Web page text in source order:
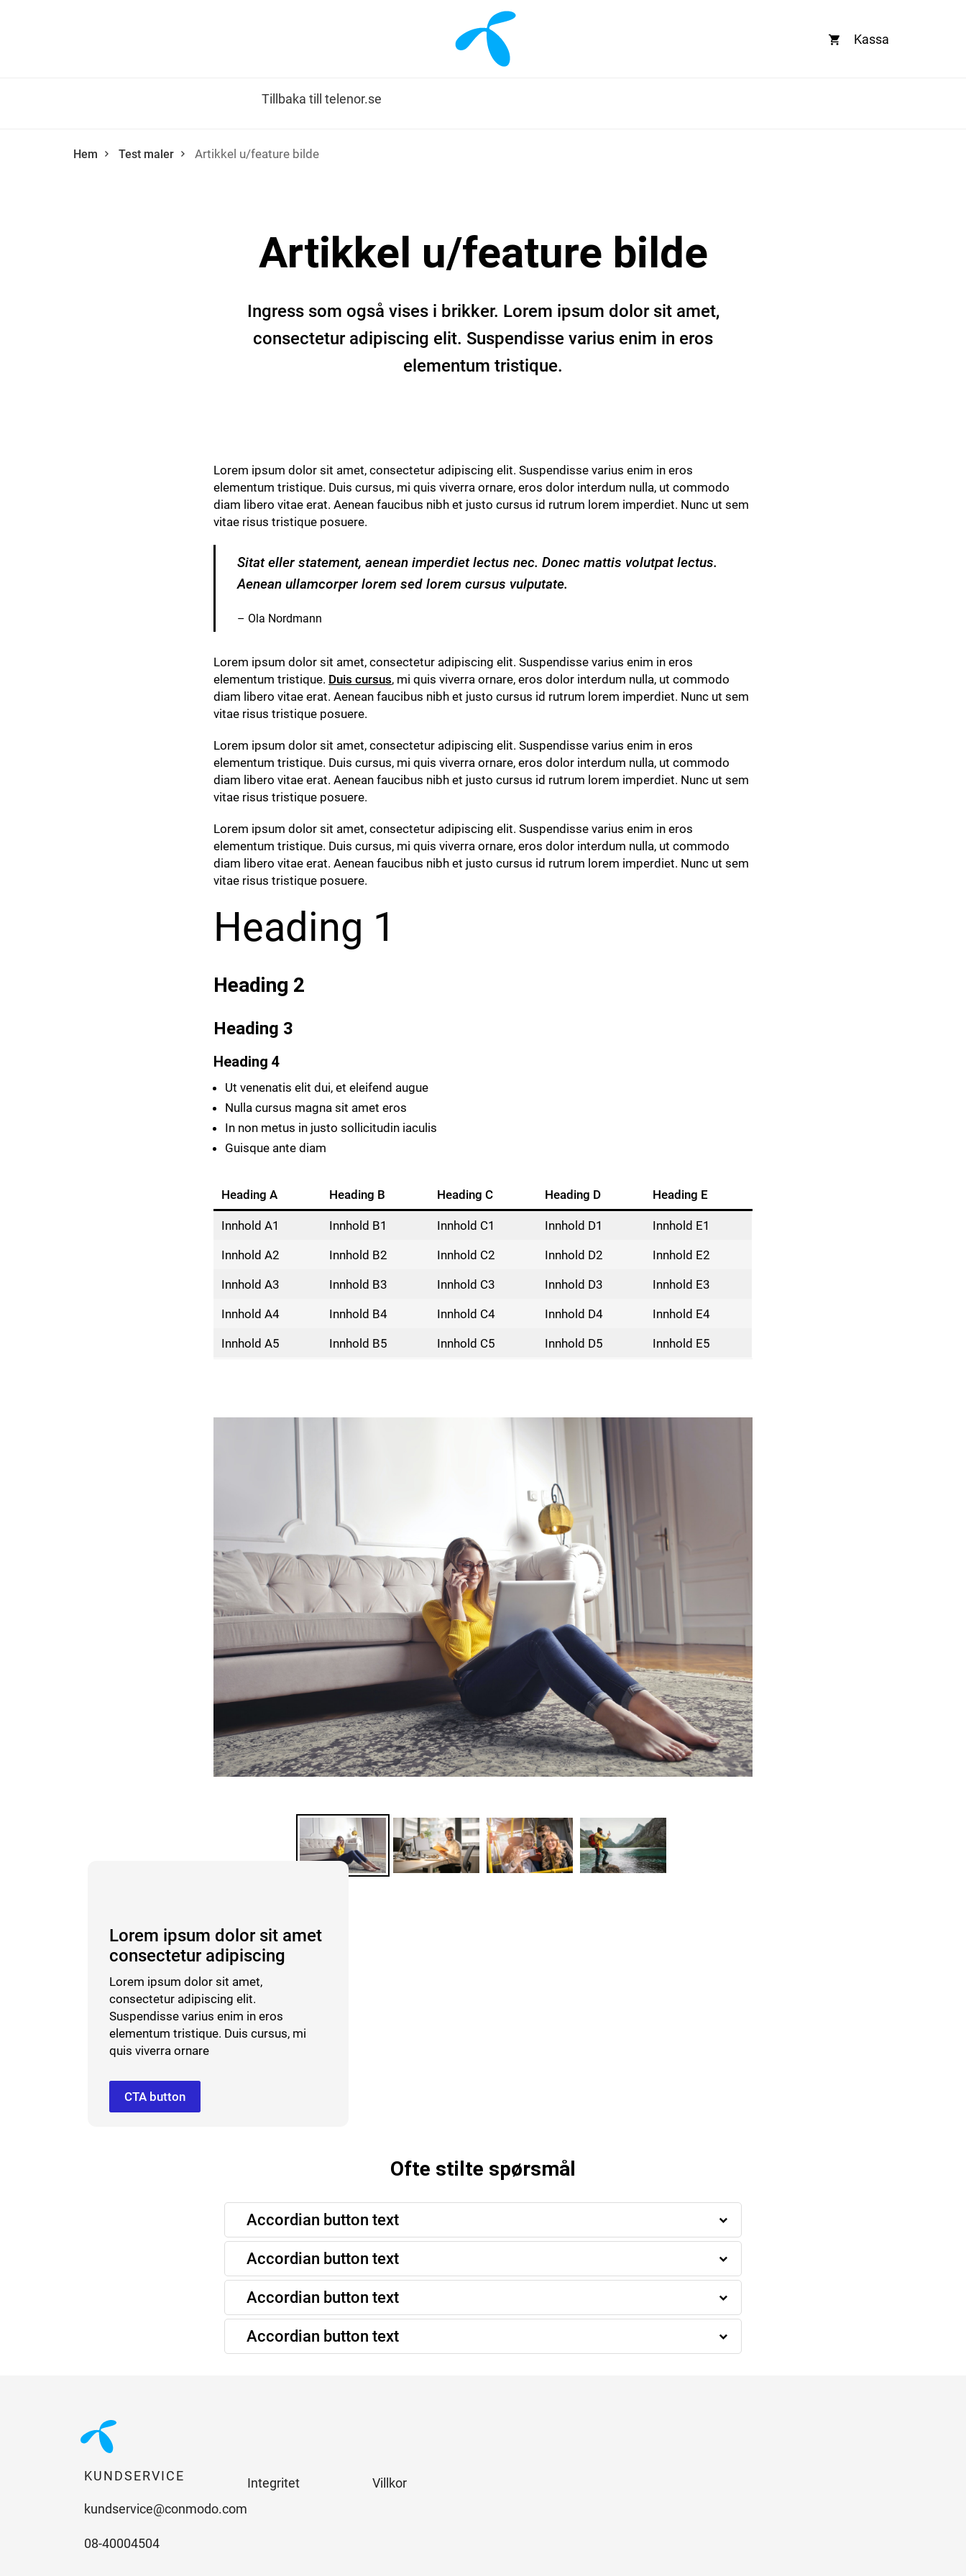
Kassa
Tillbaka till telenor.se
Hem Test maler Artikkel u/feature bilde
Artikkel u/feature bilde
Ingress som også vises i brikker. Lorem ipsum dolor sit amet,
consectetur adipiscing elit. Suspendisse varius enim in eros
elementum tristique.
Lorem ipsum dolor sit amet, consectetur adipiscing elit. Suspendisse varius enim in eros
elementum tristique. Duis cursus, mi quis viverra ornare, eros dolor interdum nulla, ut commodo
diam libero vitae erat. Aenean faucibus nibh et justo cursus id rutrum lorem imperdiet. Nunc ut sem
vitae risus tristique posuere.
Sitat eller statement, aenean imperdiet lectus nec. Donec mattis volutpat lectus.
Aenean ullamcorper lorem sed lorem cursus vulputate.
– Ola Nordmann
Lorem ipsum dolor sit amet, consectetur adipiscing elit. Suspendisse varius enim in eros
elementum tristique. Duis cursus, mi quis viverra ornare, eros dolor interdum nulla, ut commodo
diam libero vitae erat. Aenean faucibus nibh et justo cursus id rutrum lorem imperdiet. Nunc ut sem
vitae risus tristique posuere.
Lorem ipsum dolor sit amet, consectetur adipiscing elit. Suspendisse varius enim in eros
elementum tristique. Duis cursus, mi quis viverra ornare, eros dolor interdum nulla, ut commodo
diam libero vitae erat. Aenean faucibus nibh et justo cursus id rutrum lorem imperdiet. Nunc ut sem
vitae risus tristique posuere.
Lorem ipsum dolor sit amet, consectetur adipiscing elit. Suspendisse varius enim in eros
elementum tristique. Duis cursus, mi quis viverra ornare, eros dolor interdum nulla, ut commodo
diam libero vitae erat. Aenean faucibus nibh et justo cursus id rutrum lorem imperdiet. Nunc ut sem
vitae risus tristique posuere.
Heading 1
Heading 2
Heading 3
Heading 4
Ut venenatis elit dui, et eleifend augue
Nulla cursus magna sit amet eros
In non metus in justo sollicitudin iaculis
Guisque ante diam
Heading A Heading B Heading C Heading D Heading E
Innhold A1 Innhold B1 Innhold C1 Innhold D1 Innhold E1
Innhold A2 Innhold B2 Innhold C2 Innhold D2 Innhold E2
Innhold A3 Innhold B3 Innhold C3 Innhold D3 Innhold E3
Innhold A4 Innhold B4 Innhold C4 Innhold D4 Innhold E4
Innhold A5 Innhold B5 Innhold C5 Innhold D5 Innhold E5
Lorem ipsum dolor sit amet
consectetur adipiscing
Lorem ipsum dolor sit amet,
consectetur adipiscing elit.
Suspendisse varius enim in eros
elementum tristique. Duis cursus, mi
quis viverra ornare
CTA button
Ofte stilte spørsmål
Accordian button text
Accordian button text
Accordian button text
Accordian button text
KUNDSERVICE
kundservice@conmodo.com
08-40004504
Integritet Villkor